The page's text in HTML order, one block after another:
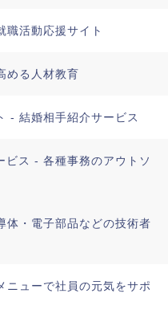
職活動応援サイト
める人材教育
- 結婚相手紹介サービス
ビス - 各種事務のアウトソ
体・電子部品などの技術者
ューで社員の元気をサポ